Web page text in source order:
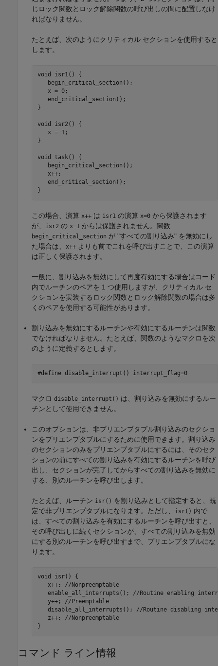
じロック関数とロック解除関数の呼び出しの間に配置しなけ
ればなりません。
たとえば、次のようにクリティカル セクションを使用すると
します。
void isr1() {
   begin_critical_section();
   x = 0;
   end_critical_section();
}
void
   x = 1;
}
void task() {
   begin_critical_section();
   x++;
   end_critical_section();
}
この場合、演算 x++ は isr1 の演算 x=0 から保護されます
が、
isr2 の x=1 からは保護されません。関数
begin_critical_section が "すべての割り込み" を無効にし
た場合は、
x++ よりも前でこれを呼び出すことで、この演算
は正しく保護されます。
一般に、割り込みを無効にして再度有効にする場合はコード
内でルーチンのペアを 1 つ使用しますが、クリティカル セ
クションを実装するロック関数とロック解除関数の場合は多
くのペアを使用する可能性があります。
割り込みを無効にするルーチンや有効にするルーチンは関数
でなければなりません。たとえば、関数のようなマクロを次
のように定義するとします。
#define disable_interrupt() interrupt_flag=0
マクロ disable_interrupt() は、割り込みを無効にするルー
チンとして使用できません。
このオプションは、非プリエンプタブル割り込みのセクショ
ンをプリエンプタブルにするために使用できます。割り込み
のセクションのみをプリエンプタブルにするには、そのセク
ションの前にすべての割り込みを有効にするルーチンを呼び
出し、セクションが完了してからすべての割り込みを無効に
する、別のルーチンを呼び出します。
たとえば、ルーチン isr() を割り込みとして指定すると、既
定で非プリエンプタブルになります。ただし、
isr() 内で
は、すべての割り込みを有効にするルーチンを呼び出すと、
その呼び出しに続くセクションが、すべての割り込みを無効
にする別のルーチンを呼び出すまで、プリエンプタブルにな
ります。
void isr() {
   x++; //Nonpreemptable
enable_all_interrupts(); //Routine enabling
   y++; //Preemptable
disable_all_interrupts(); //Routine disabling
   z++; //Nonpreemptable
}
コマンド ライン情報